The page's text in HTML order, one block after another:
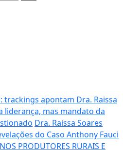
trackings apontam Dra. Raissa
liderança, mas mandato da
Dra. Raissa Soares
do Caso Anthony Fauci
PRODUTORES RURAIS E